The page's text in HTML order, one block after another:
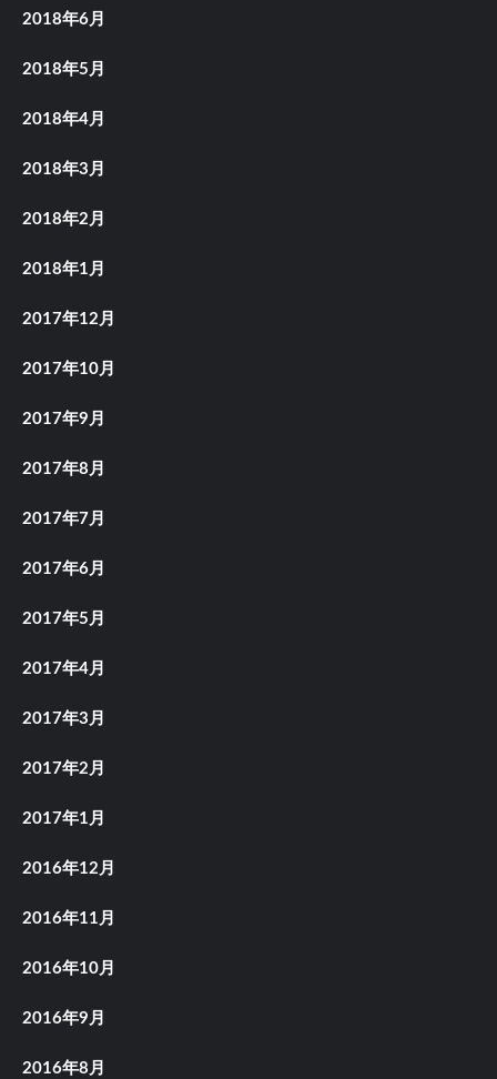
2018年6月
2018年5月
2018年4月
2018年3月
2018年2月
2018年1月
2017年12月
2017年10月
2017年9月
2017年8月
2017年7月
2017年6月
2017年5月
2017年4月
2017年3月
2017年2月
2017年1月
2016年12月
2016年11月
2016年10月
2016年9月
2016年8月